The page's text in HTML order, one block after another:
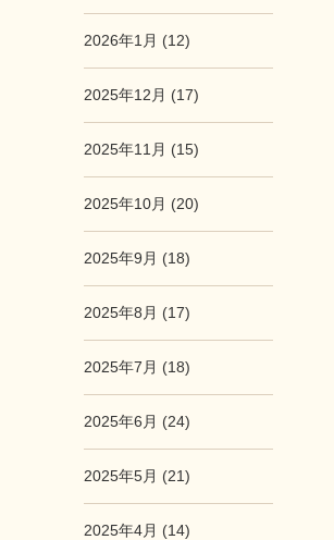
2026年1月 (12)
2025年12月 (17)
2025年11月 (15)
2025年10月 (20)
2025年9月 (18)
2025年8月 (17)
2025年7月 (18)
2025年6月 (24)
2025年5月 (21)
2025年4月 (14)